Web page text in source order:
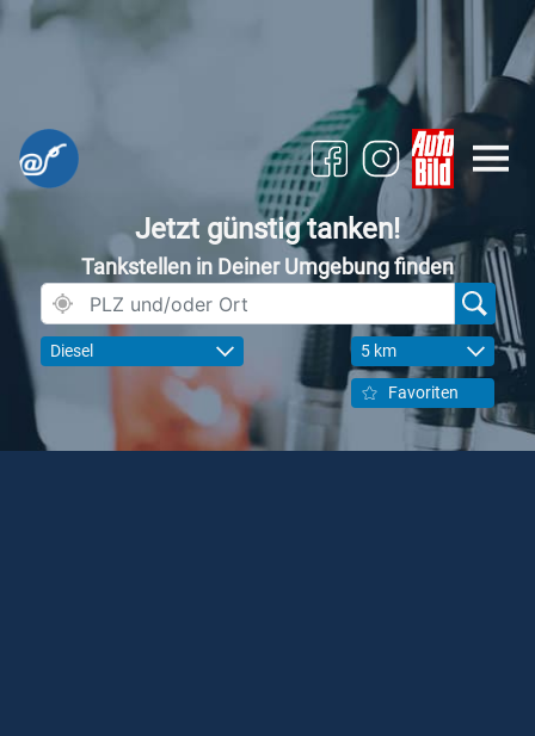
Jetzt günstig tanken!
Tankstellen in Deiner Umgebung finden
Diesel 5 km
Favoriten